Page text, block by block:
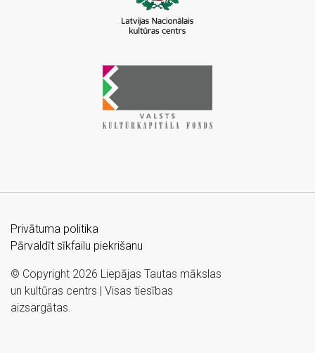
Privātuma politika
Pārvaldīt sīkfailu piekrišanu
© Copyright 2026 Liepājas Tautas mākslas
un kultūras centrs | Visas tiesības
aizsargātas.